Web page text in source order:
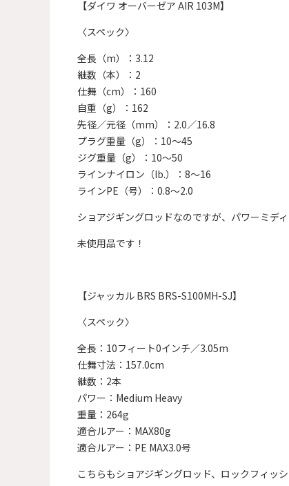
【ダイワ オーバーゼア AIR 103M】
〈スペック〉
全長（m）：3.12
継数（本）：2
仕舞（cm）：160
自重（g）：162
先径／元径（mm）：2.0／16.8
プラグ重量（g）：10～45
ジグ重量（g）：10～50
ラインナイロン（lb.）：8～16
ラインPE（号）：0.8～2.0
ショアジギングロッドなのですが、パワーミデ
未使用品です！
【ジャッカル BRS BRS-S100MH-SJ】
〈スペック〉
全長：10フィート0インチ／3.05m
仕舞寸法：157.0cm
継数：2本
パワー：Medium Heavy
重量：264g
適合ルアー：MAX80g
適合ルアー：PE MAX3.0号
こちらもショアジギングロッド、ロックフィッ